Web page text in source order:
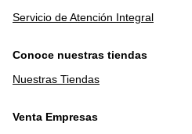
Servicio de Atención Integral
Conoce nuestras tiendas
Nuestras Tiendas
Venta Empresas